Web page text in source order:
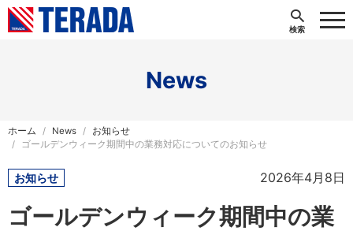
News
ホーム News
お知らせ
ゴールデンウィーク期間中の業務対応についてのお知らせ
2026年4月8日
お知らせ
ゴールデンウィーク期間中の業